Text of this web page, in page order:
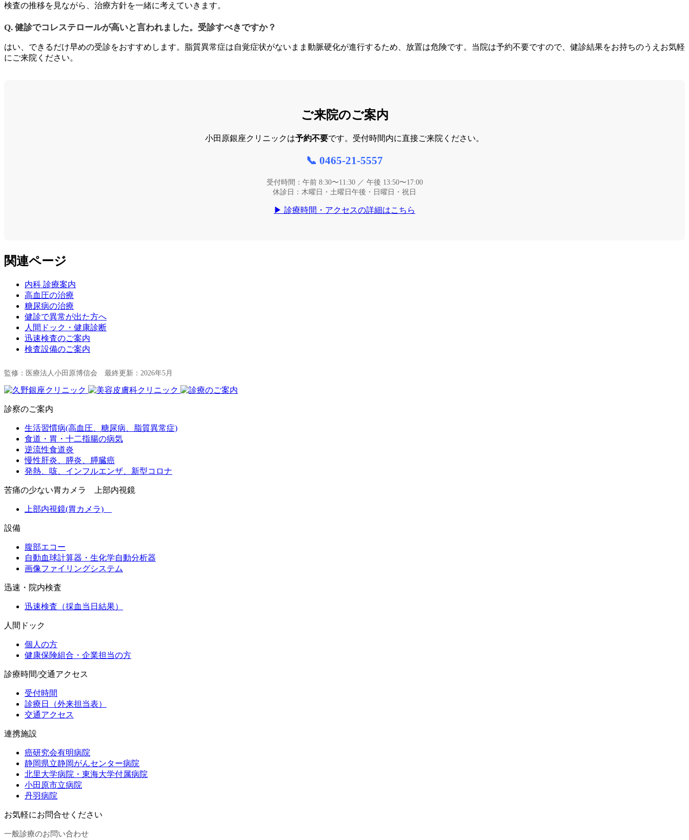
検査の推移を見ながら、治療方針を一緒に考えていきます。
Q. 健診でコレステロールが高いと言われました。受診すべきですか？
はい、できるだけ早めの受診をおすすめします。脂質異常症は自覚症状がないまま動脈硬化が進行するため、放置は危険です。当院は予約不要ですので、健診結果をお持ちのうえお気軽
にご来院ください。
ご来院のご案内
小田原銀座クリニックは予約不要です。受付時間内に直接ご来院ください。
📞 0465-21-5557
受付時間：午前 8:30〜11:30 ／ 午後 13:50〜17:00
休診日：木曜日・土曜日午後・日曜日・祝日
▶ 診療時間・アクセスの詳細はこちら
関連ページ
内科 診療案内
高血圧の治療
糖尿病の治療
健診で異常が出た方へ
人間ドック・健康診断
迅速検査のご案内
検査設備のご案内
監修：医療法人小田原博信会 最終更新：2026年5月
診察のご案内
生活習慣病(高血圧、糖尿病、脂質異常症)
食道・胃・十二指腸の病気
逆流性食道炎
慢性肝炎、膵炎、膵臓癌
発熱、咳、インフルエンザ、新型コロナ
苦痛の少ない胃カメラ 上部内視鏡
上部内視鏡(胃カメラ)
設備
腹部エコー
自動血球計算器・生化学自動分析器
画像ファイリングシステム
迅速・院内検査
迅速検査（採血当日結果）
人間ドック
個人の方
健康保険組合・企業担当の方
診療時間/交通アクセス
受付時間
診療日（外来担当表）
交通アクセス
連携施設
癌研究会有明病院
静岡県立静岡がんセンター病院
北里大学病院・東海大学付属病院
小田原市立病院
丹羽病院
お気軽にお問合せくださ い
一般診療のお問い合わせ